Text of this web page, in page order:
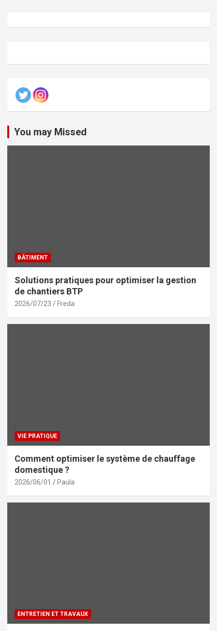
You may Missed
BÂTIMENT
Solutions pratiques pour optimiser la gestion
de chantiers BTP
2026/07/23 Freda
VIE PRATIQUE
Comment optimiser le système de chauffage
domestique ?
2026/06/01 Paula
ENTRETIEN ET TRAVAUX